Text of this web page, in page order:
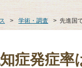
> 学術・調査 > 先進国
症発症率